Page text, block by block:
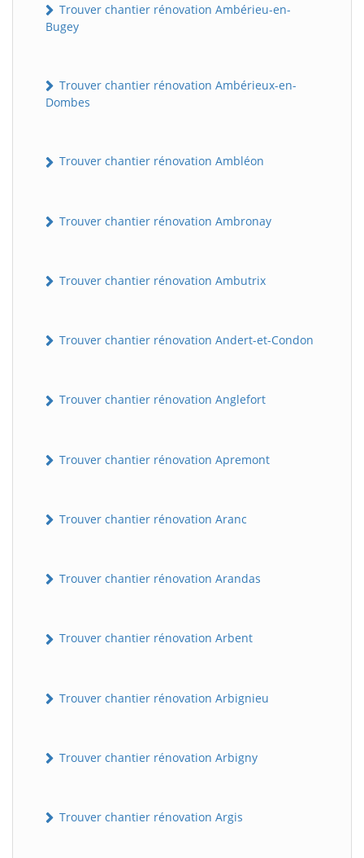
Trouver chantier rénovation Ambérieu-en-
Bugey
Trouver chantier rénovation Ambérieux-en-
Dombes
Trouver chantier rénovation Ambléon
Trouver chantier rénovation Ambronay
Trouver chantier rénovation Ambutrix
Trouver chantier rénovation Andert-et-Condon
Trouver chantier rénovation Anglefort
Trouver chantier rénovation Apremont
Trouver chantier rénovation Aranc
Trouver chantier rénovation Arandas
Trouver chantier rénovation Arbent
Trouver chantier rénovation Arbignieu
Trouver chantier rénovation Arbigny
Trouver chantier rénovation Argis